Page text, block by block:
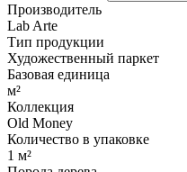
Производитель
Lab Arte
Тип продукции
Художественный паркет
Базовая единица
м²
Коллекция
Old Money
Количество в упаковке
1 м²